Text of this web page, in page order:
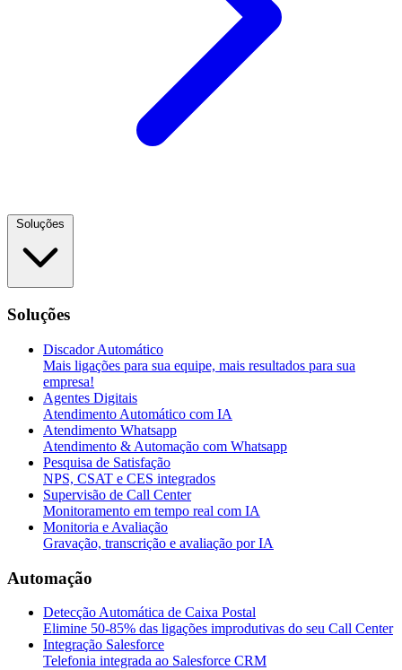
Soluções
Discador Automático
Mais ligações para sua equipe, mais resultados para sua
empresa!
Agentes Digitais
Atendimento Automático com IA
Atendimento Whatsapp
Atendimento & Automação com Whatsapp
Pesquisa de Satisfação
NPS, CSAT e CES integrados
Supervisão de Call Center
Monitoramento em tempo real com IA
Monitoria e Avaliação
Gravação, transcrição e avaliação por IA
Automação
Detecção Automática de Caixa Postal
Elimine 50-85% das ligações improdutivas do seu Call Center
Integração Salesforce
Telefonia integrada ao Salesforce CRM